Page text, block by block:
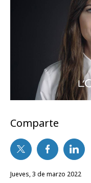
Comparte
jueves, 3 de marzo 2022